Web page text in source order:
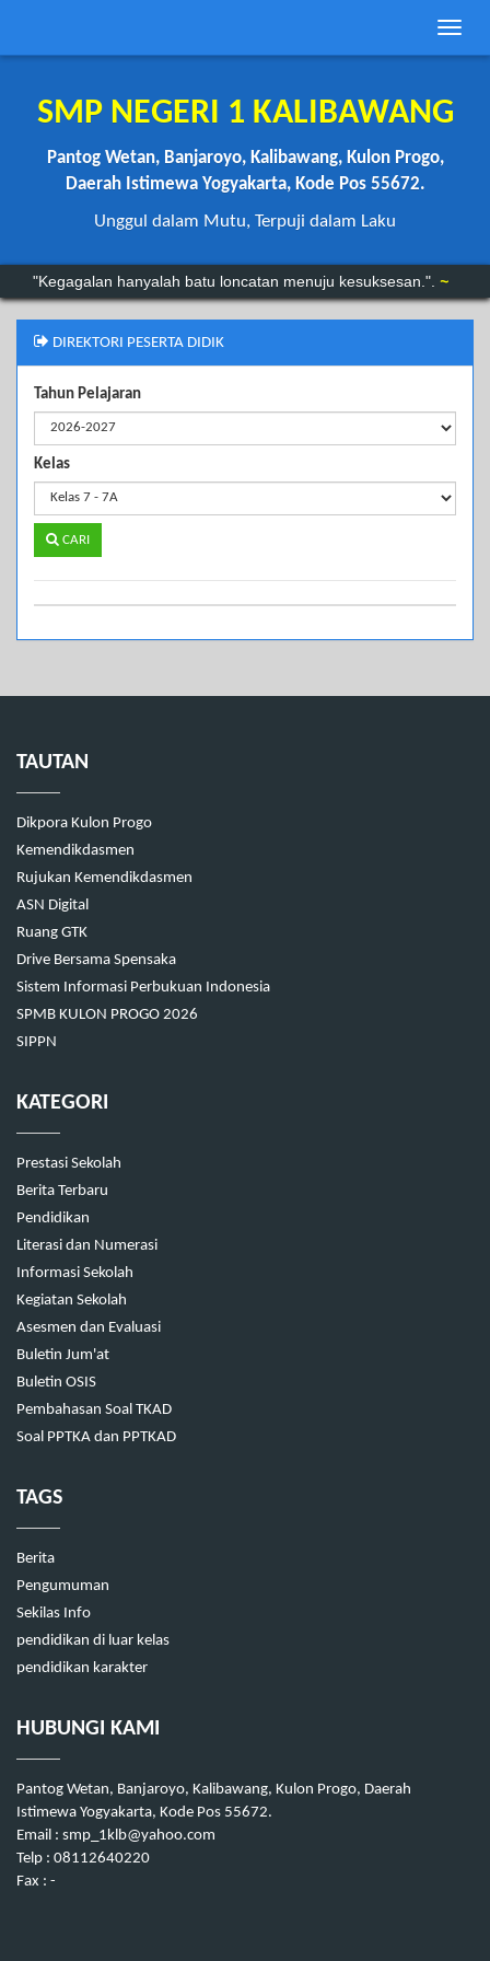
Toggle
SMP NEGERI 1 KALIBAWANG
Pantog Wetan, Banjaroyo, Kalibawang, Kulon Progo,
Daerah Istimewa Yogyakarta, Kode Pos 55672.
Unggul dalam Mutu, Terpuji dalam Laku
"Kegagalan hanyalah batu loncatan menuju kesuksesan.". ~
DIREKTORI PESERTA DIDIK
Tahun Pelajaran
Kelas
CARI
TAUTAN
Dikpora Kulon Progo
Kemendikdasmen
Rujukan Kemendikdasmen
ASN Digital
Ruang GTK
Drive Bersama Spensaka
Sistem Informasi Perbukuan Indonesia
SPMB KULON PROGO 2026
SIPPN
KATEGORI
Prestasi Sekolah
Berita Terbaru
Pendidikan
Literasi dan Numerasi
Informasi Sekolah
Kegiatan Sekolah
Asesmen dan Evaluasi
Buletin Jum'at
Buletin OSIS
Pembahasan Soal TKAD
Soal PPTKA dan PPTKAD
TAGS
Berita
Pengumuman
Sekilas Info
pendidikan di luar kelas
pendidikan karakter
HUBUNGI KAMI
Pantog Wetan, Banjaroyo, Kalibawang, Kulon Progo, Daerah
Istimewa Yogyakarta, Kode Pos 55672.
Email : smp_1klb@yahoo.com
Telp : 08112640220
Fax : -